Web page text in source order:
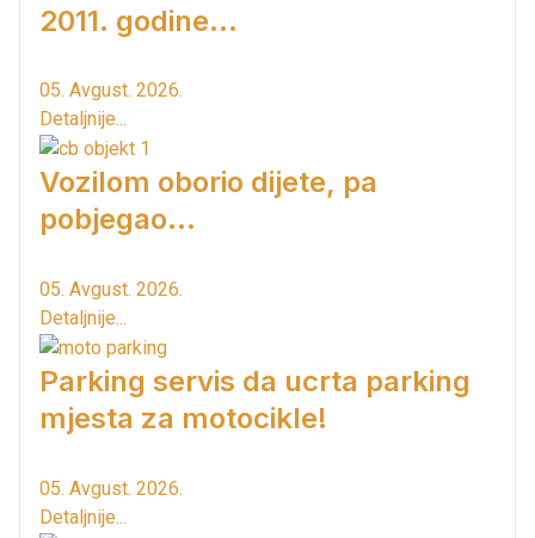
2011. godine...
05. Avgust. 2026.
Detaljnije...
Vozilom oborio dijete, pa
pobjegao...
05. Avgust. 2026.
Detaljnije...
Parking servis da ucrta parking
mjesta za motocikle!
05. Avgust. 2026.
Detaljnije...